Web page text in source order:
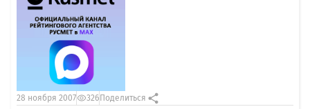
28 ноября 2007 326 Поделиться